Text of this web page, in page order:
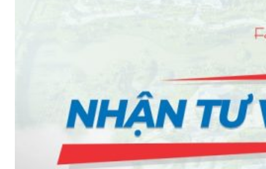
HỆ THỐNG CẤP NƯỚC UỐNG EPSSO
HỆ THỐNG TÁCH DẦU NƯỚC THẢI EPSSO